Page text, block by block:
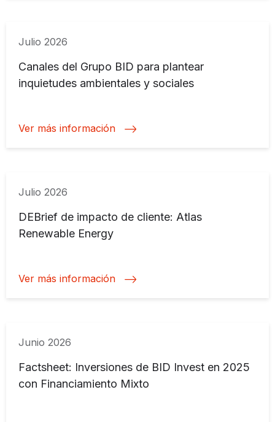
Julio 2026
Canales del Grupo BID para plantear
inquietudes ambientales y sociales
Ver más información
Julio 2026
DEBrief de impacto de cliente: Atlas
Renewable Energy
Ver más información
Junio 2026
Factsheet: Inversiones de BID Invest en 2025
con Financiamiento Mixto